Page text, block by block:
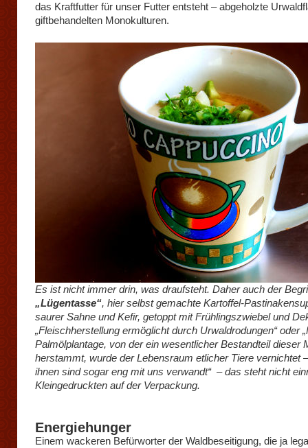
das Kraftfutter für unser Futter entsteht – abgeholzte
giftbehandelten Monokulturen.
Es ist nicht immer drin, was draufsteht. Daher auch der
„Lügentasse“, hier selbst gemachte Kartoffel-
saurer Sahne und Kefir, getoppt mit Frühlingszwiebel und
„Fleischherstellung ermöglicht durch Urwaldrodungen“ oder
Palmölplantage, von der ein wesentlicher Bestandteil dieser
herstammt, wurde der Lebensraum etlicher Tiere vernichtet
ihnen sind sogar eng mit uns verwandt“ – das steht nicht
Kleingedruckten auf der Verpackung.
Energiehunger
Einem wackeren Befürworter der Waldbeseitigung, die ja